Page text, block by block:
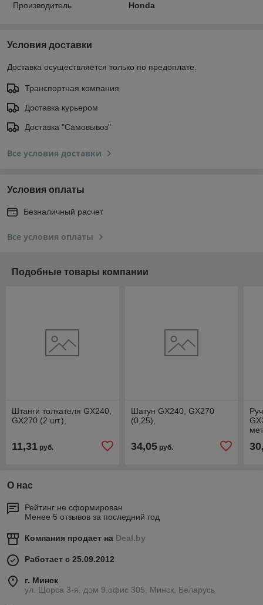
Производитель Honda
Условия доставки
Доставка осуществляется только по предоплате.
Транспортная компания
Доставка курьером
Доставка "Самовывоз"
Все условия доставки
Условия оплаты
Безналичный расчет
Все условия оплаты
Подобные товары компании
Штанги толкателя GX240,
GX270 (2 шт.),
11,31 руб.
Шатун GX240, GX270
(0,25),
34,05руб.
О нас
Рейтинг не сформирован
Менее 5 отзывов за последний год
Компания продает на Deal.by
Работает с 25.09.2012
г. Минск
ул. Щорса 3-я, дом 9,офис 305, Минск, Беларусь